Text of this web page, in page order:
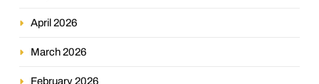
April 2026
March 2026
February 2026